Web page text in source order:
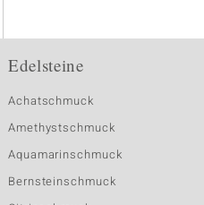
Edelsteine
Achatschmuck
Amethystschmuck
Aquamarinschmuck
Bernsteinschmuck